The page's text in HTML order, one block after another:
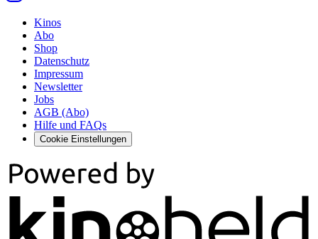
Kinos
Abo
Shop
Datenschutz
Impressum
Newsletter
Jobs
AGB (Abo)
Hilfe und FAQs
Cookie Einstellungen